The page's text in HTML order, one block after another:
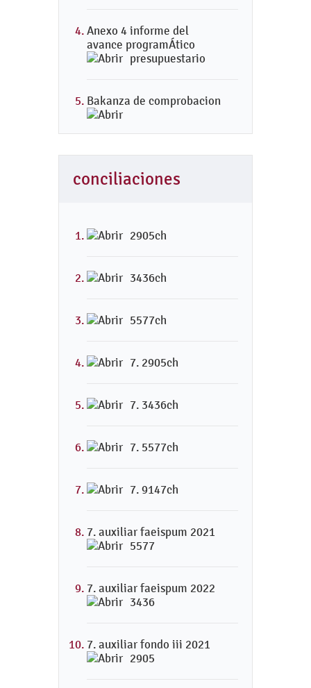
Anexo 4 informe del
avance programÁtico
presupuestario
Bakanza de comprobacion
conciliaciones
2905ch
3436ch
5577ch
7. 2905ch
7. 3436ch
7. 5577ch
7. 9147ch
7. auxiliar faeispum 2021
5577
7. auxiliar faeispum 2022
3436
7. auxiliar fondo iii 2021
2905